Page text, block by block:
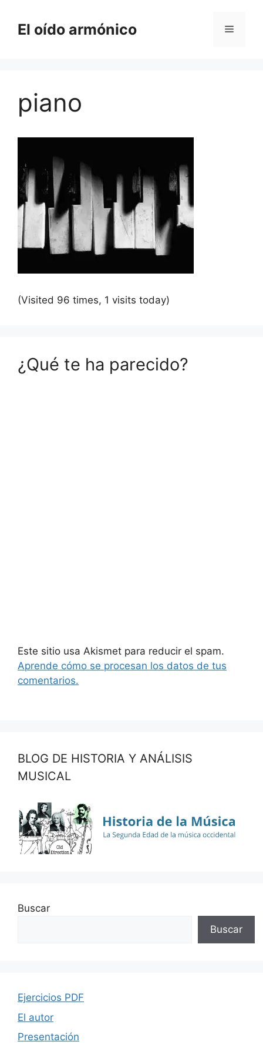
contenido
El oído armónico Menú
piano
(Visited 96 times, 1 visits today)
¿Qué te ha parecido?
Este sitio usa Akismet para reducir el spam.
Aprende cómo se procesan los datos de tus
comentarios.
BLOG DE HISTORIA Y ANÁLISIS
MUSICAL
Buscar
Buscar
Ejercicios PDF
El autor
Presentación